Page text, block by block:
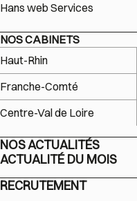
Hans web Services
NOS CABINETS
Haut-Rhin
Franche-Comté
Centre-Val de Loire
NOS ACTUALITÉS
ACTUALITÉ DU MOIS
RECRUTEMENT